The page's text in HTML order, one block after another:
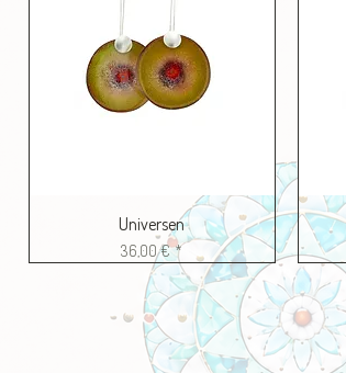
Universen
Preis
36,00 €